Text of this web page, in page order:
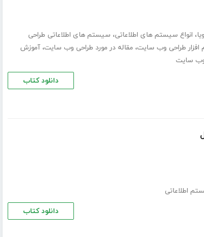
، انواع سیستم های اطلاعاتی، سیستم های اطلاعاتی طراحی
افزار طراحی وب سایت، مقاله در مورد طراحی وب سایت، آموزش
وب سایت
دانلود کتاب
اطلاعاتی
دانلود کتاب